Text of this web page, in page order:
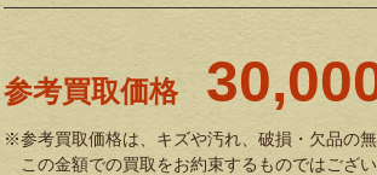
参考買取価格
※参考買取価格は、キズや汚れ、破損・欠品の
この金額での買取をお約束するものではござ